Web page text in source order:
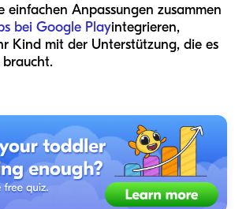
einfachen Anpassungen zusammen
bei Google Playintegrieren,
Kind mit der Unterstützung, die es
braucht.